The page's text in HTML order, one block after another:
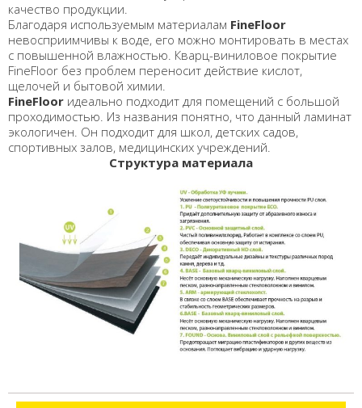
качество продукции.
Благодаря используемым материалам FineFloor
невосприимчивы к воде, его можно монтировать в местах
с повышенной влажностью. Кварц-виниловое покрытие
FineFloor без проблем переносит действие кислот,
щелочей и бытовой химии.
FineFloor идеально подходит для помещений с большой
проходимостью. Из названия понятно, что данный ламинат
экологичен. Он подходит для школ, детских садов,
спортивных залов, медицинских учреждений.
Структура материала